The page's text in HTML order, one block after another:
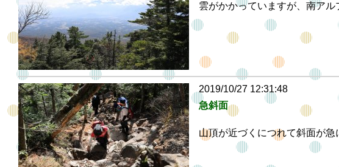
雲がかかっていますが、南アル
2019/10/27 12:31:48
急斜面
山頂が近づくにつれて斜面が急